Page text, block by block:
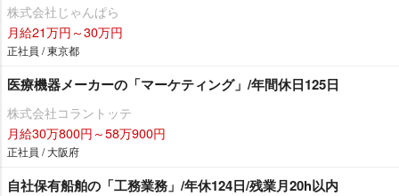
株式会社じゃんぱら
月給21万円～30万円
正社員 / 東京都
医療機器メーカーの「マーケティング」/年間休日125日
株式会社コラントッテ
月給30万800円～58万900円
正社員 / 大阪府
自社保有船舶の「工務業務」/年休124日/残業月20h以内